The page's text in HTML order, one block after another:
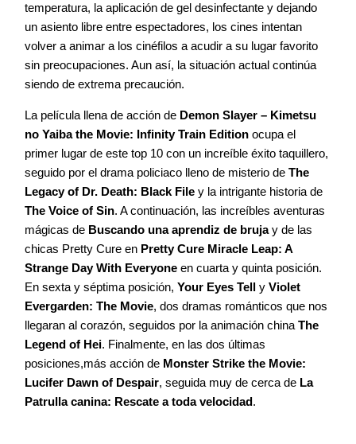
temperatura, la aplicación de gel desinfectante y dejando
un asiento libre entre espectadores, los cines intentan
volver a animar a los cinéfilos a acudir a su lugar favorito
sin preocupaciones. Aun así, la situación actual continúa
siendo de extrema precaución.
La película llena de acción de Demon Slayer – Kimetsu
no Yaiba the Movie: Infinity Train Edition ocupa el
primer lugar de este top 10 con un increíble éxito taquillero,
seguido por el drama policiaco lleno de misterio de The
Legacy of Dr. Death: Black File y la intrigante historia de
The Voice of Sin. A continuación, las increíbles aventuras
mágicas de Buscando una aprendiz de brujay de las
chicas Pretty Cure en Pretty Cure Miracle Leap: A
Strange Day With Everyone en cuarta y quinta posición.
En sexta y séptima posición, Your Eyes Tell y Violet
Evergarden: The Movie, dos dramas románticos que nos
llegaran al corazón, seguidos por la animación china The
Legend of Hei. Finalmente, en las dos últimas
posiciones,más acción de Monster Strike the Movie:
Lucifer Dawn of Despair, seguida muy de cerca de La
Patrulla canina: Rescate a toda velocidad.